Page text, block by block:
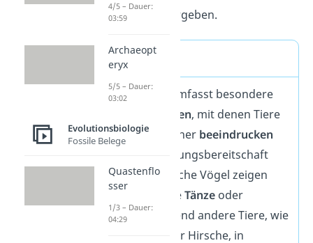
Generation weitergeben.
Balzverhalten
Balzverhalten umfasst besondere
Verhaltensweisen, mit denen Tiere
potenzielle Partner beeindrucken
und deren Paarungsbereitschaft
fördern. Männliche Vögel zeigen
häufig auffälligeTänze oder
Gesänge, während andere Tiere, wie
Hirschkäfer oder Hirsche, in
4/5 – Dauer:
03:59
Archaeopt
eryx
5/5 – Dauer:
03:02
Evolutionsbiologie
Fossile Belege
Quastenflo
sser
1/3 – Dauer:
04:29